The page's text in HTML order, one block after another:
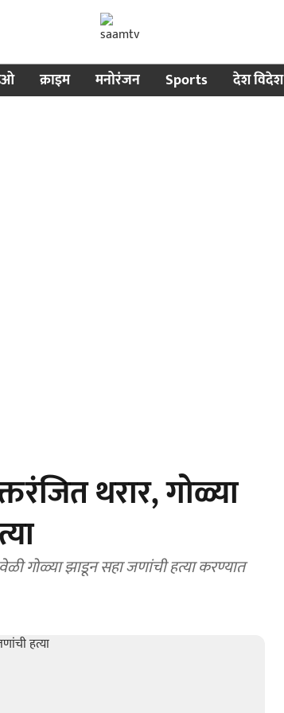
क्राइम मनोरंजन Sports देश विदेश
थरार, गोळ्या
गोळ्या झाडून सहा जणांची हत्या करण्यात